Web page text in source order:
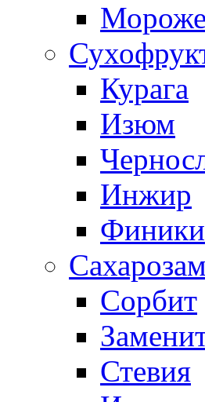
Курага
Изюм
Инжир
Финики
Сорбит
Стевия